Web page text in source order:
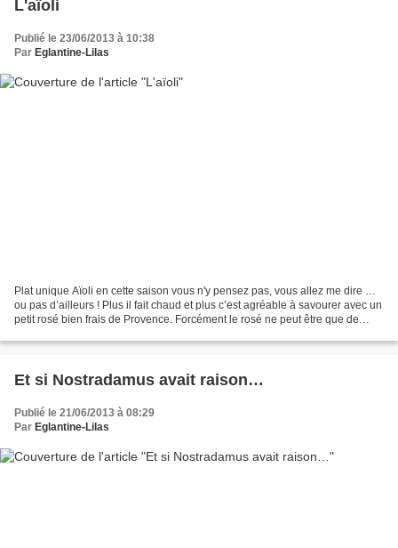
L'aïoli
Publié le 23/06/2013 à 10:38
Par Eglantine-Lilas
Plat unique Aïoli en cette saison vous n'y pensez pas, vous allez me dire …
ou pas d’ailleurs ! Plus il fait chaud et plus c’est agréable à savourer avec un
petit rosé bien frais de Provence. Forcément le rosé ne peut être que de
Et si Nostradamus avait raison…
Publié le 21/06/2013 à 08:29
Par Eglantine-Lilas